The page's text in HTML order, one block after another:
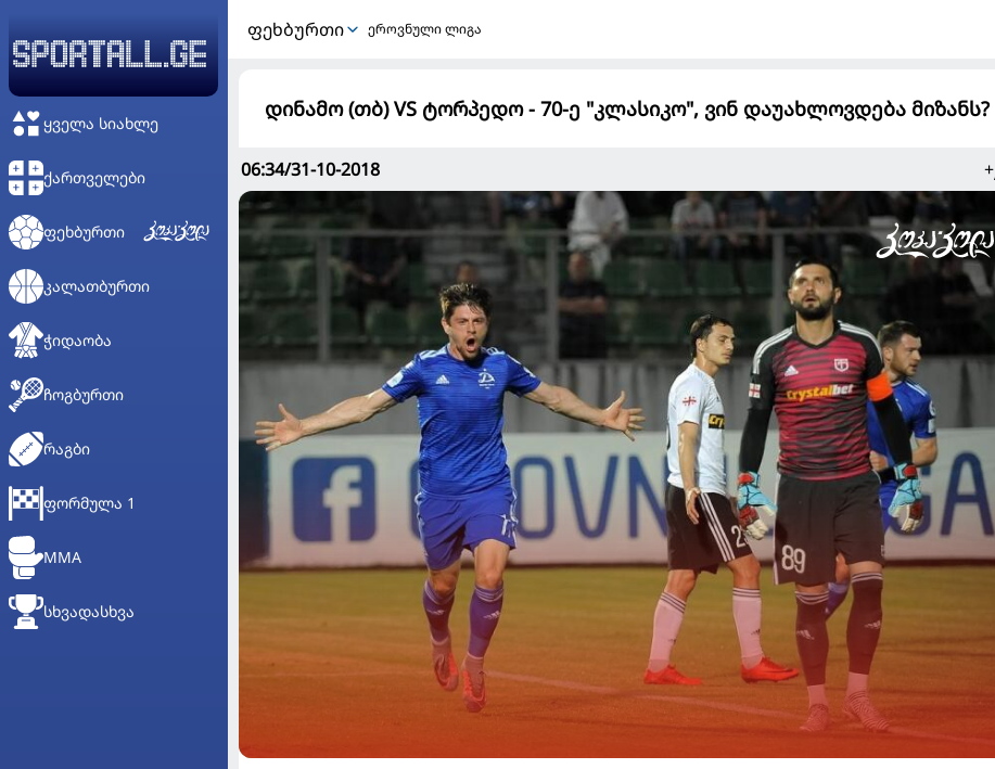
ᲧᲕᲔᲚᲐ ᲡᲘᲐᲮᲚᲔ
ᲥᲐᲠᲗᲕᲔᲚᲔᲑᲘ
ᲤᲔᲮᲑᲣᲠᲗᲘ
ᲙᲐᲚᲐᲗᲑᲣᲠᲗᲘ
ᲭᲘᲓᲐᲝᲑᲐ
ᲩᲝᲒᲑᲣᲠᲗᲘ
ᲠᲐᲒᲑᲘ
ᲤᲝᲠᲛᲣᲚᲐ 1
MMA
ᲡᲮᲕᲐᲓᲐᲡᲮᲕᲐ
ᲤᲔᲮᲑᲣᲠᲗᲘ ეროვნული ლიგა
დინამო (თბ) VS ტორპედო - 70-ე "კლასიკო", ვინ დაუახლოვდება მიზანს?
06:34/31-10-2018 +